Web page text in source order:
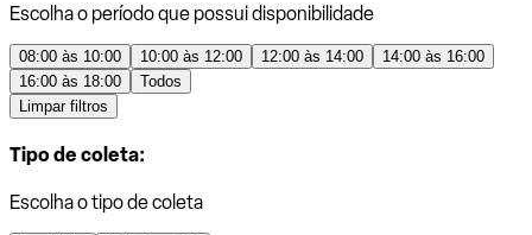
Escolha o período que possui disponibilidade
08:00 às 10:00 10:00 às 12:00 12:00 às 14:00
14:00 às 16:00
16:00 às 18:00
Todos
Limpar filtros
Tipo de coleta:
Escolha o tipo de coleta